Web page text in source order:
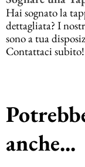
Hai sognato la
dettagliata? I
sono a tua
Contattaci subito!
anche...